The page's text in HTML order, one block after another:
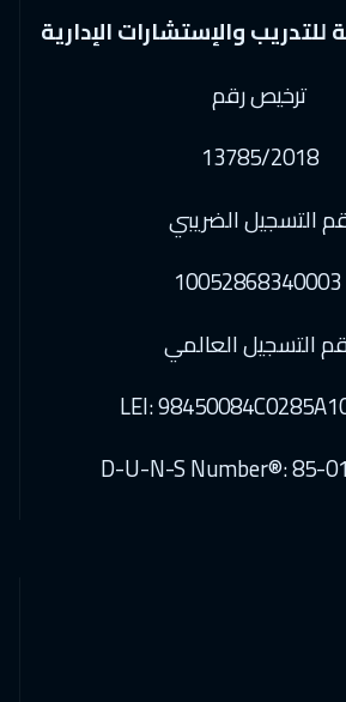
للتدريب والإستشارات الإدارية
ترخيص رقم
13785/2018
التسجيل الضريبي
10052868340003
التسجيل العالمي
LEI:
D-U-N-S Number®: 85-